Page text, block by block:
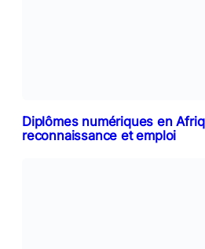
Diplômes numériques en
reconnaissance et emploi